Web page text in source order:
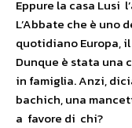
Eppure la casa Lusi
L’Abbate che è uno
quotidiano Europa,
Dunque è stata una
in famiglia. Anzi,
bachich, una
a favore di chi?